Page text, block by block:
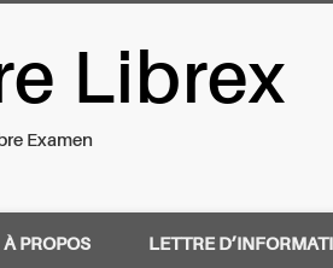
Examen
Librex
Examen
À PROPOS LETTRE